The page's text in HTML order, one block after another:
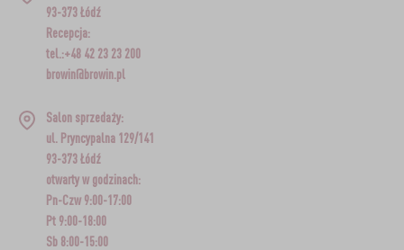
93-373 Łódź
Recepcja:
tel.:+48 42 23 23 200
browin@browin.pl
Salon sprzedaży:
ul. Pryncypalna 129/141
93-373 Łódź
otwarty w godzinach:
Pn-Czw 9:00-17:00
Pt 9:00-18:00
Sb 8:00-15:00